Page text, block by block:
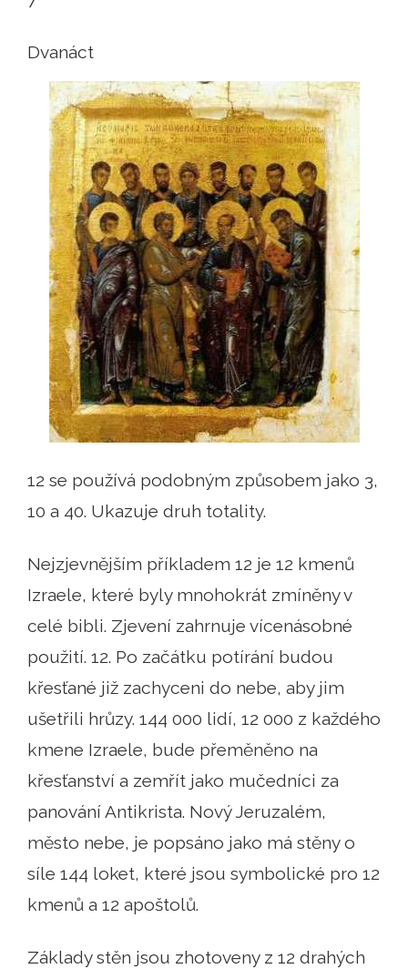
Dvanáct
12 se používá podobným způsobem jako 3,
10 a 40. Ukazuje druh totality.
Nejzjevnějším příkladem 12 je 12 kmenů
Izraele, které byly mnohokrát zmíněny v
celé bibli. Zjevení zahrnuje vícenásobné
použití. 12. Po začátku potírání budou
křesťané již zachyceni do nebe, aby jim
ušetřili hrůzy. 144 000 lidí, 12 000 z každého
kmene Izraele, bude přeměněno na
křesťanství a zemřít jako mučedníci za
panování Antikrista. Nový Jeruzalém,
město nebe, je popsáno jako má stěny o
síle 144 loket, které jsou symbolické pro 12
kmenů a 12 apoštolů.
Základy stěn jsou zhotoveny z 12 drahých